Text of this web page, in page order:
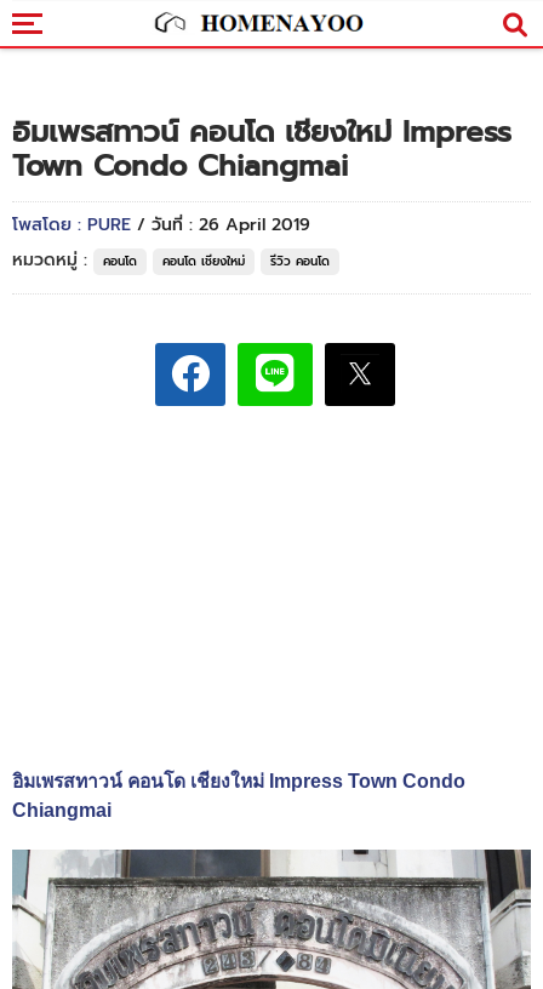
อิมเพรสทาวน์ คอนโด เชียงใหม่ Impress
Town Condo Chiangmai
โพสโดย : PURE / วันที่ : 26 April 2019
หมวดหมู่ :
คอนโด คอนโด เชียงใหม่ รีวิว คอนโด
อิมเพรสทาวน์ คอนโด เชียงใหม่ Impress Town Condo
Chiangmai